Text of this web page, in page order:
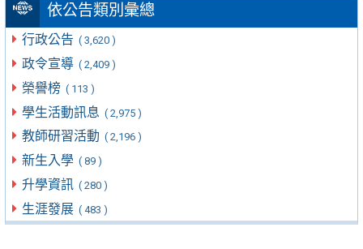
依公告類別彙總
行政公告 ( 3,620 )
政令宣導 ( 2,409 )
榮譽榜 ( 113 )
學生活動訊息 ( 2,975 )
教師研習活動 ( 2,196 )
新生入學 ( 89 )
升學資訊 ( 280 )
生涯發展 ( 483 )